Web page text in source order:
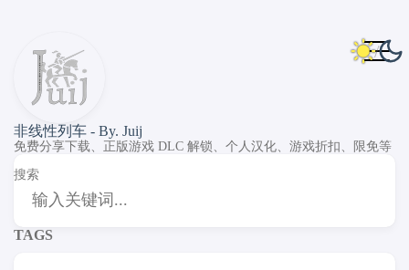
非线性列车 - By. Juij
免费分享下载、正版游戏 DLC 解锁、个人汉化、游戏折扣、限免等
搜索
TAGS